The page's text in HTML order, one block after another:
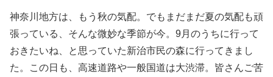
神奈川地方は、もう秋の気配。でもまだまだ夏の気配も頑
張っている、そんな微妙な季節が今。9月のうちに行って
おきたいね、と思っていた新治市民の森に行ってきまし
た。この日も、高速道路や一般国道は大渋滞。皆さんご苦